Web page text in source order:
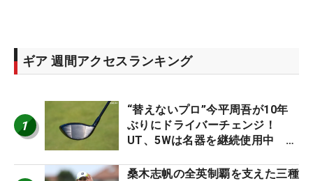
ギア 週間アクセスランキング
1
“替えないプロ”今平周吾が10年
ぶりにドライバーチェンジ！
UT、5Wは名器を継続使用中 #
桑木志帆の全英制覇を支えた三種